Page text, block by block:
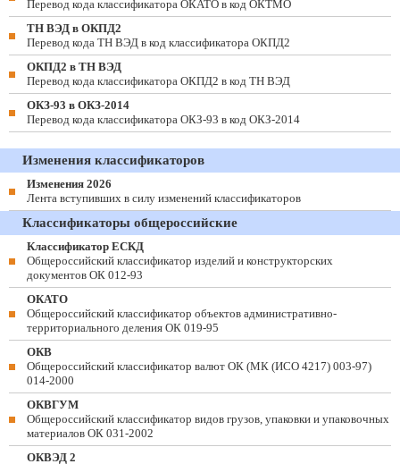
Перевод кода классификатора ОКАТО в код ОКТМО
ТН ВЭД в ОКПД2
Перевод кода ТН ВЭД в код классификатора ОКПД2
ОКПД2 в ТН ВЭД
Перевод кода классификатора ОКПД2 в код ТН ВЭД
ОКЗ-93 в ОКЗ-2014
Перевод кода классификатора ОКЗ-93 в код ОКЗ-2014
Изменения классификаторов
Изменения 2026
Лента вступивших в силу изменений классификаторов
Классификаторы общероссийские
Классификатор ЕСКД
Общероссийский классификатор изделий и конструкторских
документов ОК 012-93
ОКАТО
Общероссийский классификатор объектов административно-
территориального деления ОК 019-95
ОКВ
Общероссийский классификатор валют ОК (МК (ИСО 4217) 003-97)
014-2000
ОКВГУМ
Общероссийский классификатор видов грузов, упаковки и упаковочных
материалов ОК 031-2002
ОКВЭД 2